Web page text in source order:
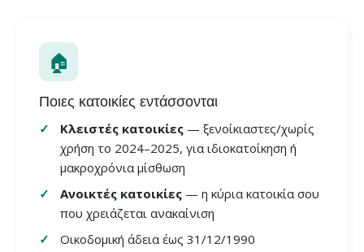
🏠
Ποιες κατοικίες εντάσσονται
Κλειστές κατοικίες — ξενοίκιαστες/χωρίς
χρήση το 2024–2025, για ιδιοκατοίκηση ή
μακροχρόνια μίσθωση
Ανοικτές κατοικίες — η κύρια κατοικία σου
που χρειάζεται ανακαίνιση
Οικοδομική άδεια έως 31/12/1990